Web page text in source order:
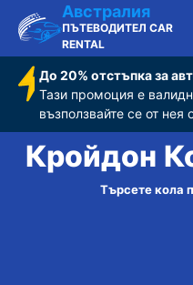
Австралия
ПЪТЕВОДИТЕЛ CAR
RENTAL
До 20% отстъпка за
Тази промоция е
възползвайте се от нея
Кройдон
Търсете кола